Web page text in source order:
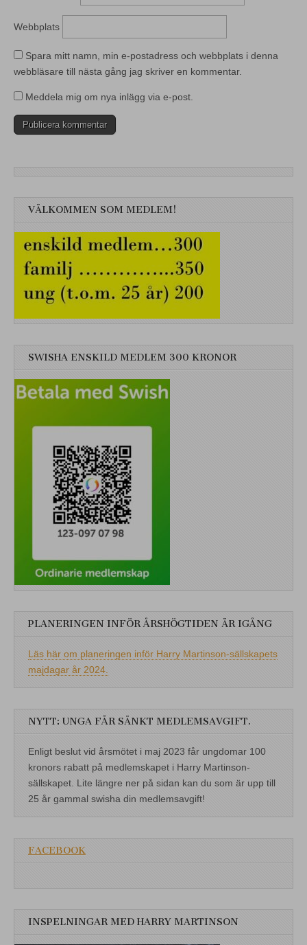
Webbplats
Spara mitt namn, min e-postadress och webbplats i denna
webbläsare till nästa gång jag skriver en kommentar.
Meddela mig om nya inlägg via e-post.
VÄLKOMMEN SOM MEDLEM!
SWISHA ENSKILD MEDLEM 300 KRONOR
PLANERINGEN INFÖR ÅRSHÖGTIDEN ÄR IGÅNG
Läs här om planeringen inför Harry Martinson-sällskapets
majdagar år 2024.
NYTT: UNGA FÅR SÄNKT MEDLEMSAVGIFT.
Enligt beslut vid årsmötet i maj 2023 får ungdomar 100
kronors rabatt på medlemskapet i Harry Martinson-
sällskapet. Lite längre ner på sidan kan du som är upp till
25 år gammal swisha din medlemsavgift!
FACEBOOK
INSPELNINGAR MED HARRY MARTINSON